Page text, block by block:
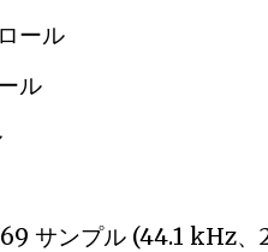
ール
ル
サンプル (44.1 kHz